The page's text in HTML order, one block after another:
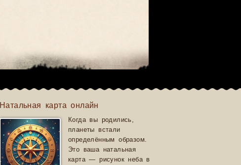
Натальная карта онлайн
Когда вы родились,
планеты встали
определённым образом.
Это ваша натальная
карта — рисунок неба в